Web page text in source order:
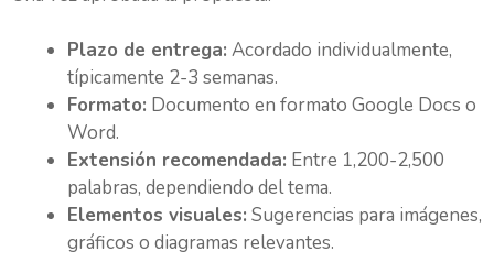
Plazo de entrega: Acordado individualmente,
típicamente 2-3 semanas.
Formato: Documento en formato Google Docs o
Word.
Extensión recomendada: Entre 1,200-2,500
palabras, dependiendo del tema.
Elementos visuales: Sugerencias para imágenes,
gráficos o diagramas relevantes.